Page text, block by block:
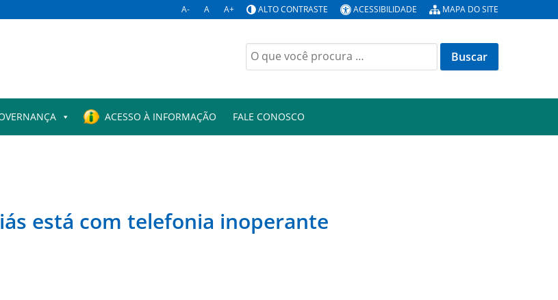
A- A A+ ALTO CONTRASTE ACESSIBILIDADE MAPA DO SITE
ACESSO À INFORMAÇÃO FALE CONOSCO
está com telefonia inoperante